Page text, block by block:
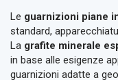
Le guarnizioni piane
standard,
La grafite minerale
in base alle esigenze
guarnizioni adatte a